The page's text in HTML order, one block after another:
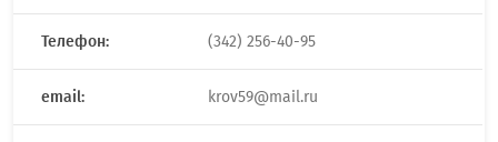
Телефон: (342) 256-40-95
email: krov59@mail.ru